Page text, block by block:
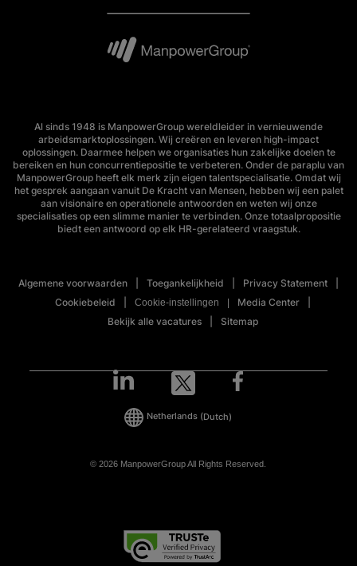
Al sinds 1948 is ManpowerGroup wereldleider in vernieuwende
arbeidsmarktoplossingen. Wij creëren en leveren high-impact
oplossingen. Daarmee helpen we organisaties hun zakelijke doelen te
bereiken en hun concurrentiepositie te verbeteren. Onder de paraplu van
ManpowerGroup heeft elk merk zijn eigen talentspecialisatie. Omdat wij
het gesprek aangaan vanuit De Kracht van Mensen, hebben wij een palet
aan visionaire en operationele antwoorden en weten wij onze
specialisaties op een slimme manier te verbinden. Onze totaalpropositie
biedt een antwoord op elk HR-gerelateerd vraagstuk.
Algemene voorwaarden Toegankelijkheid
Privacy Statement
Cookiebeleid
Cookie-instellingen
Media Center
Bekijk alle vacatures
Sitemap
© 2026 ManpowerGroup All Rights Reserved.
Netherlands (Dutch)